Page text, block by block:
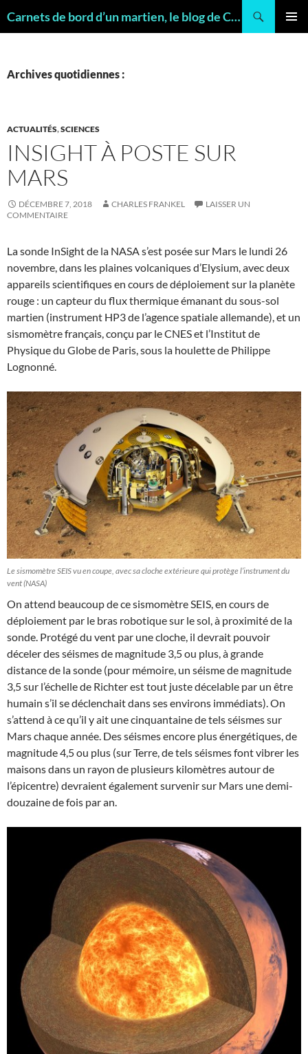
Carnets de bord d’un martien, le blog de Charles FRANKEL, géologue
Archives quotidiennes :
ACTUALITÉS,SCIENCES
INSIGHT À POSTE SUR
MARS
DÉCEMBRE 7, 2018 CHARLES FRANKEL
LAISSER UN
COMMENTAIRE
La sonde InSight de la NASA s’est posée sur Mars le lundi 26
novembre, dans les plaines volcaniques d’Elysium, avec deux
appareils scientifiques en cours de déploiement sur la planète
rouge : un capteur du flux thermique émanant du sous-sol
martien (instrument HP3 de l’agence spatiale allemande), et un
sismomètre français, conçu par le CNES et l’Institut de
Physique du Globe de Paris, sous la houlette de Philippe
Lognonné.
Le sismomètre SEIS vu en coupe, avec sa cloche extérieure qui protège l’instrument du
vent (NASA)
On attend beaucoup de ce sismomètre SEIS, en cours de
déploiement par le bras robotique sur le sol, à proximité de la
sonde. Protégé du vent par une cloche, il devrait pouvoir
déceler des séismes de magnitude 3,5 ou plus, à grande
distance de la sonde (pour mémoire, un séisme de magnitude
3,5 sur l’échelle de Richter est tout juste décelable par un être
humain s’il se déclenchait dans ses environs immédiats). On
s’attend à ce qu’il y ait une cinquantaine de tels séismes sur
Mars chaque année. Des séismes encore plus énergétiques, de
magnitude 4,5 ou plus (sur Terre, de tels séismes font vibrer les
maisons dans un rayon de plusieurs kilomètres autour de
l’épicentre) devraient également survenir sur Mars une demi-
douzaine de fois par an.